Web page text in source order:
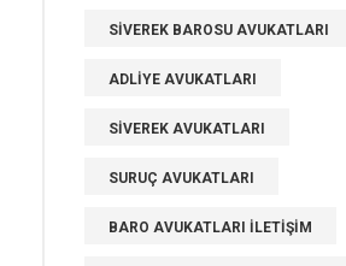
SIVEREK BAROSU AVUKATLARI
ADLIYE AVUKATLARI
SIVEREK AVUKATLARI
SURUÇ AVUKATLARI
BARO AVUKATLARI ILETIŞIM